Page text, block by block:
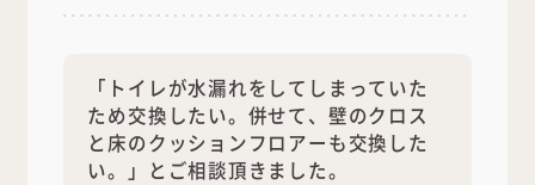
「トイレが水漏れをしてしまっていた
ため交換したい。併せて、壁のクロス
と床のクッションフロアーも交換した
い。」とご相談頂きました。